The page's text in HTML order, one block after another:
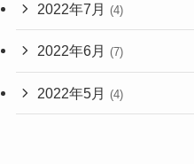
2022年7月 (4)
2022年6月 (7)
2022年5月 (4)